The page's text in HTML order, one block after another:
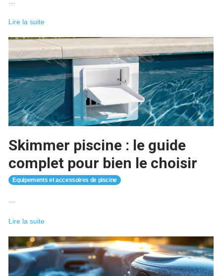
Comment
une
bâche
à
pour
chauffer
sa
piscine
?
Lire la suite
Skimmer piscine : le guide
complet pour bien le choisir
Equipements et accessoires de piscine
…
Skimmer
:
le
guide
complet
Lire la suite